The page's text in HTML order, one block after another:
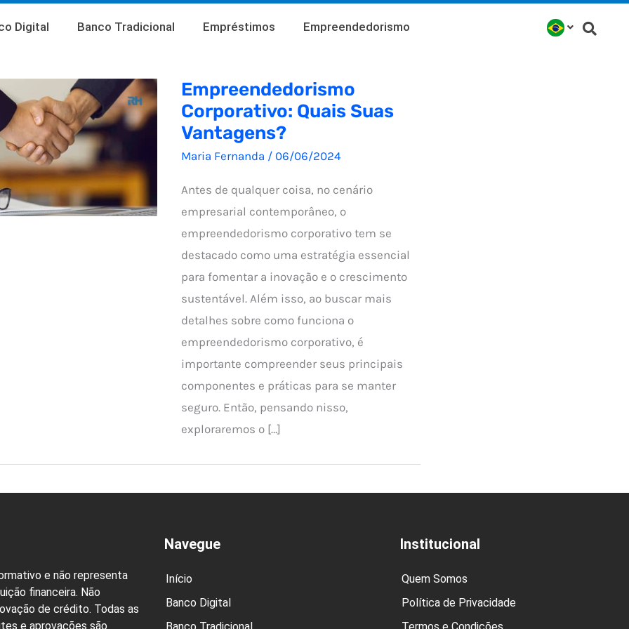
Digital Banco Tradicional Empréstimos Empreendedorismo
Empreendedorismo
Corporativo: Quais Suas
Vantagens?
Maria Fernanda / 06/06/2024
Antes de qualquer coisa, no cenário
empresarial contemporâneo, o
empreendedorismo corporativo tem se
destacado como uma estratégia essencial
para fomentar a inovação e o crescimento
sustentável. Além isso, ao buscar mais
detalhes sobre como funciona o
empreendedorismo corporativo, é
importante compreender seus principais
componentes e práticas para se manter
seguro. Então, pensando nisso,
exploraremos o […]
e não representa
financeira. Não
de crédito. Todas as
e aprovações são
Navegue
Início
Banco Digital
Banco Tradicional
Institucional
Quem Somos
Política de Privacidade
Termos e Condições